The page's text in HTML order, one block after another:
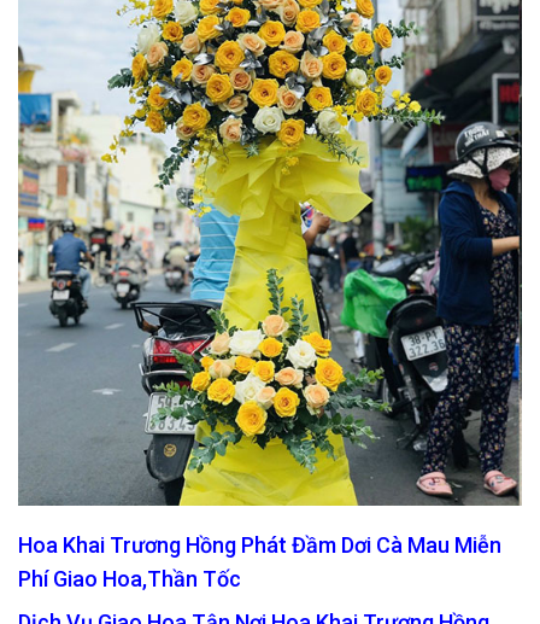
Hoa Khai Trương Hồng Phát Đầm Dơi Cà Mau Miễn
Phí Giao Hoa,Thần Tốc